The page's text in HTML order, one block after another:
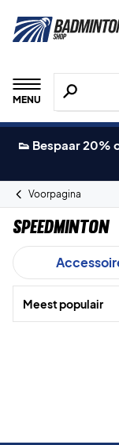
MENU
Zoeken
👟 Bespaar 20%
Voorpagina
Speedminton
Meest populair